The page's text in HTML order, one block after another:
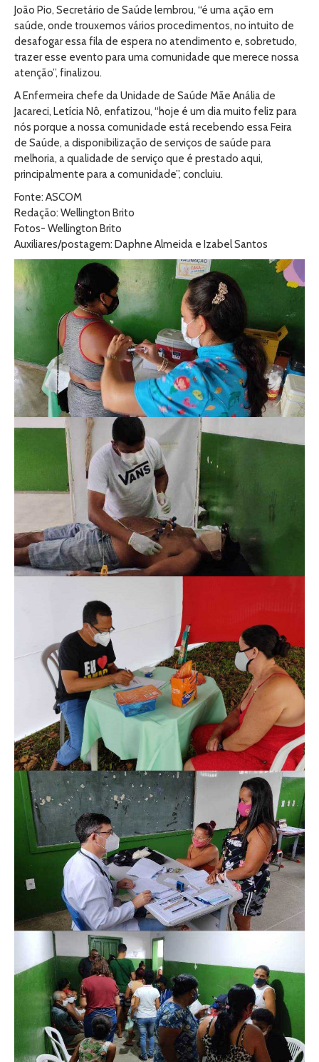
João Pio, Secretário de Saúde lembrou, “é uma ação em
saúde, onde trouxemos vários procedimentos, no intuito de
desafogar essa fila de espera no atendimento e, sobretudo,
trazer esse evento para uma comunidade que merece nossa
atenção”, finalizou.
A Enfermeira chefe da Unidade de Saúde Mãe Anália de
Jacareci, Letícia Nô, enfatizou, “hoje é um dia muito feliz para
nós porque a nossa comunidade está recebendo essa Feira
de Saúde, a disponibilização de serviços de saúde para
melhoria, a qualidade de serviço que é prestado aqui,
principalmente para a comunidade”, concluiu.
Fonte: ASCOM
Redação: Wellington Brito
Fotos- Wellington Brito
Auxiliares/postagem: Daphne Almeida e Izabel Santos